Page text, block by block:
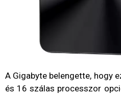
A Gigabyte belengette, hogy
és 16 szálas processzor